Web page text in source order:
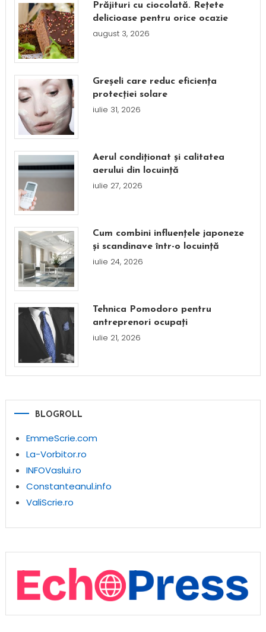
Prăjituri cu ciocolată. Rețete
delicioase pentru orice ocazie
august 3, 2026
Greșeli care reduc eficiența
protecției solare
iulie 31, 2026
Aerul condiționat și calitatea
aerului din locuință
iulie 27, 2026
Cum combini influențele japoneze
și scandinave într-o locuință
iulie 24, 2026
Tehnica Pomodoro pentru
antreprenori ocupați
iulie 21, 2026
BLOGROLL
EmmeScrie.com
La-Vorbitor.ro
INFOVaslui.ro
Constanteanul.info
ValiScrie.ro